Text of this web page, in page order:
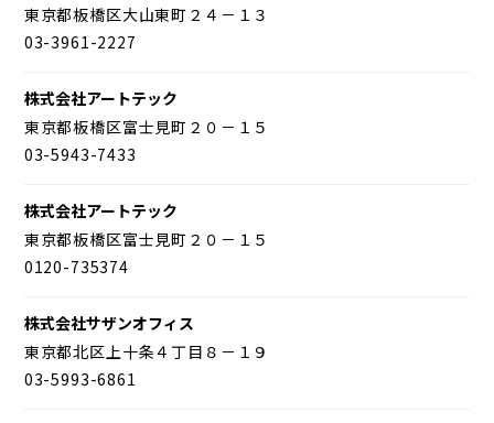
東京都板橋区大山東町２４－１３
03-3961-2227
株式会社アートテック
東京都板橋区富士見町２０－１５
03-5943-7433
株式会社アートテック
東京都板橋区富士見町２０－１５
0120-735374
株式会社サザンオフィス
東京都北区上十条４丁目８－１９
03-5993-6861